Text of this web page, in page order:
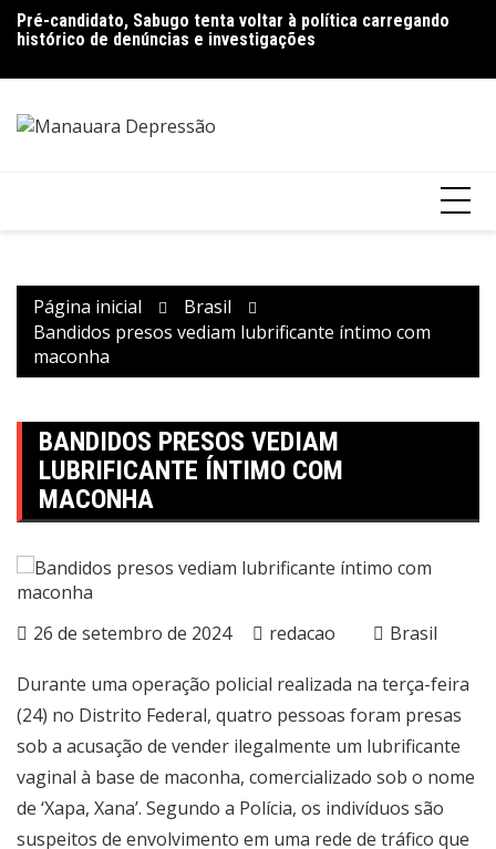
para
conteúdo
Pré-candidato, Sabugo tenta voltar à política carregando
histórico de denúncias e investigações
Bolsonaro pede ao STF para receber os filhos no Dia dos
Pais
Página inicial
Brasil
Bandidos presos vediam lubrificante íntimo com
maconha
BANDIDOS PRESOS VEDIAM
LUBRIFICANTE ÍNTIMO COM
MACONHA
26 de setembro de 2024 redacao Brasil
Durante uma operação policial realizada na terça-feira
(24) no Distrito Federal, quatro pessoas foram presas
sob a acusação de vender ilegalmente um lubrificante
vaginal à base de maconha, comercializado sob o nome
de ‘Xapa, Xana’. Segundo a Polícia, os indivíduos são
suspeitos de envolvimento em uma rede de tráfico que